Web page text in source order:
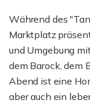
Während des
Marktplatz
und Umgebung
dem Barock, dem
Abend ist eine
aber auch ein